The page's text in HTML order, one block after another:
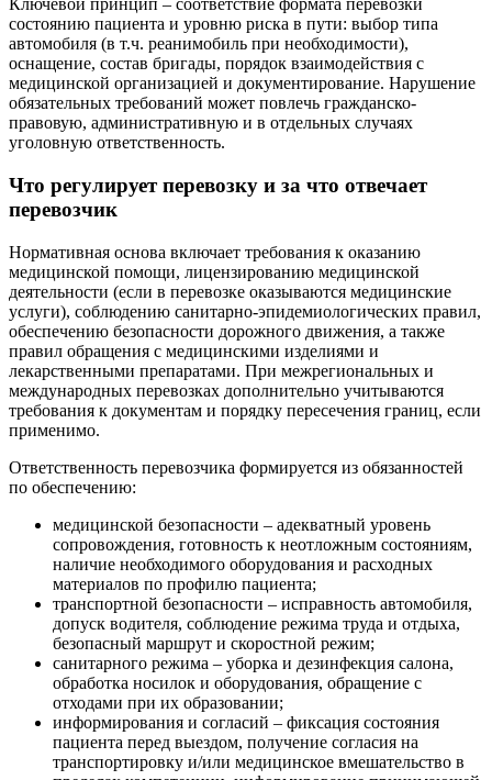
Ключевой принцип – соответствие формата перевозки
состоянию пациента и уровню риска в пути: выбор типа
автомобиля (в т.ч. реанимобиль при необходимости),
оснащение, состав бригады, порядок взаимодействия с
медицинской организацией и документирование. Нарушение
обязательных требований может повлечь гражданско-
правовую, административную и в отдельных случаях
уголовную ответственность.
Что регулирует перевозку и за что отвечает
перевозчик
Нормативная основа включает требования к оказанию
медицинской помощи, лицензированию медицинской
деятельности (если в перевозке оказываются медицинские
услуги), соблюдению санитарно-эпидемиологических правил,
обеспечению безопасности дорожного движения, а также
правил обращения с медицинскими изделиями и
лекарственными препаратами. При межрегиональных и
международных перевозках дополнительно учитываются
требования к документам и порядку пересечения границ, если
применимо.
Ответственность перевозчика формируется из обязанностей
по обеспечению:
медицинской безопасности – адекватный уровень
сопровождения, готовность к неотложным состояниям,
наличие необходимого оборудования и расходных
материалов по профилю пациента;
транспортной безопасности – исправность автомобиля,
допуск водителя, соблюдение режима труда и отдыха,
безопасный маршрут и скоростной режим;
санитарного режима – уборка и дезинфекция салона,
обработка носилок и оборудования, обращение с
отходами при их образовании;
информирования и согласий – фиксация состояния
пациента перед выездом, получение согласия на
транспортировку и/или медицинское вмешательство в